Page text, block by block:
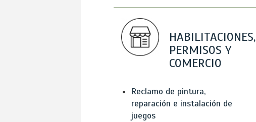
HABILITACIONES,
PERMISOS Y
COMERCIO
Reclamo de pintura,
reparación e instalación de
juegos